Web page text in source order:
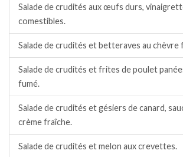
Salade de crudités aux œufs durs,
comestibles.
Salade de crudités et betteraves au chèvre
Salade de crudités et frites de poulet
fumé.
Salade de crudités et gésiers de canard,
crème fraîche.
Salade de crudités et melon aux crevettes.